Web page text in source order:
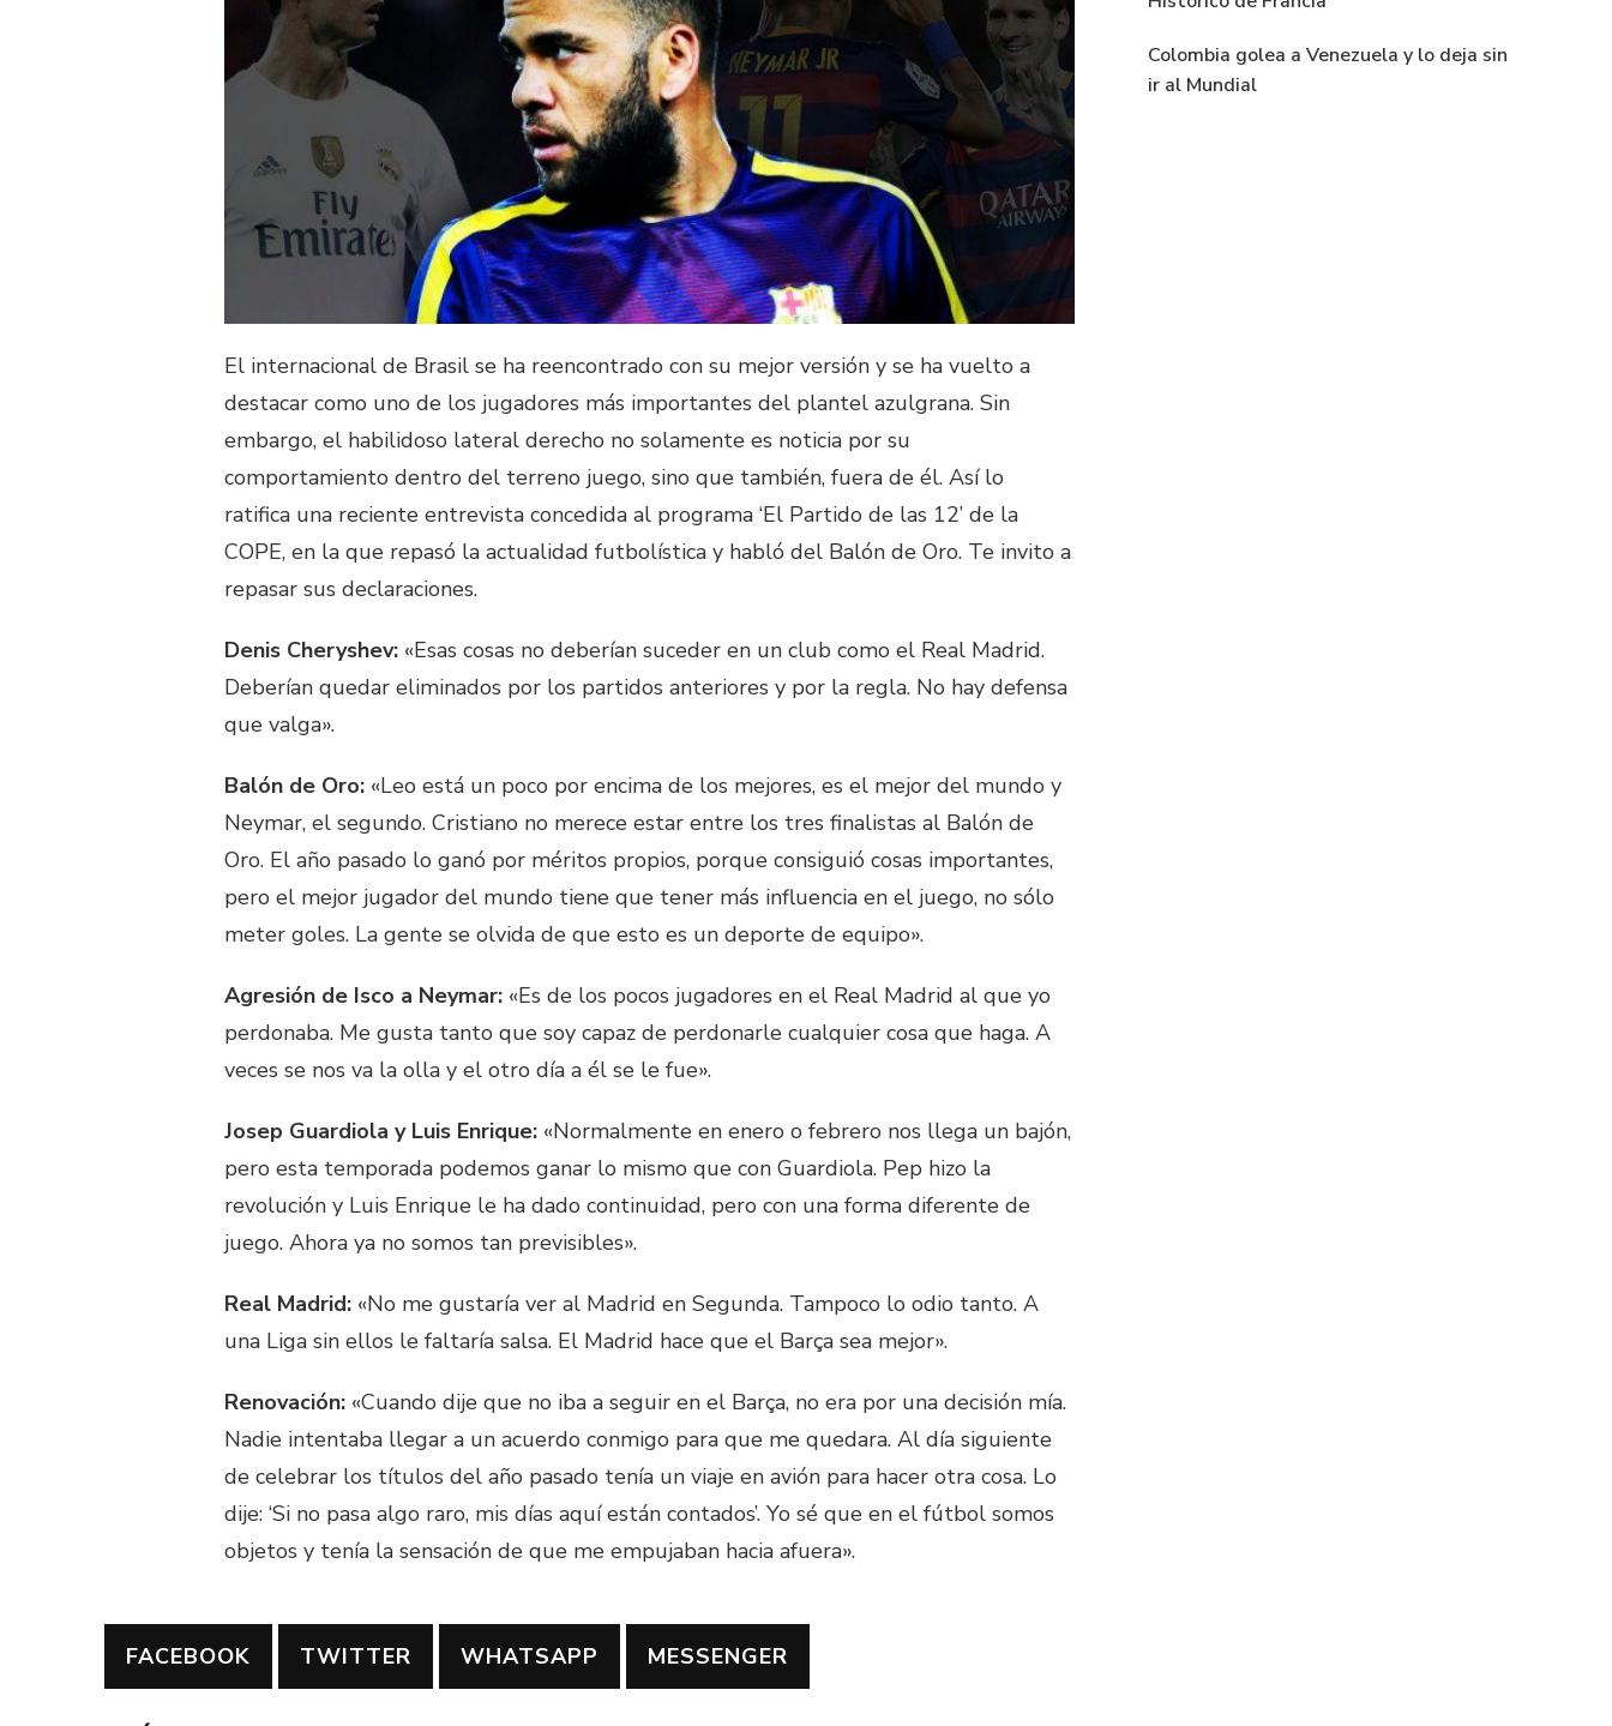
El internacional de Brasil se ha reencontrado con su mejor versión y se ha vuelto a
destacar como uno de los jugadores más importantes del plantel azulgrana. Sin
embargo, el habilidoso lateral derecho no solamente es noticia por su
comportamiento dentro del terreno juego, sino que también, fuera de él. Así lo
ratifica una reciente entrevista concedida al programa ‘El Partido de las 12’ de la
COPE, en la que repasó la actualidad futbolística y habló del Balón de Oro. Te invito a
repasar sus declaraciones.
Denis Cheryshev: «Esas cosas no deberían suceder en un club como el Real Madrid.
Deberían quedar eliminados por los partidos anteriores y por la regla. No hay defensa
que valga».
Balón de Oro: «Leo está un poco por encima de los mejores, es el mejor del mundo y
Neymar, el segundo. Cristiano no merece estar entre los tres finalistas al Balón de
Oro. El año pasado lo ganó por méritos propios, porque consiguió cosas importantes,
pero el mejor jugador del mundo tiene que tener más influencia en el juego, no sólo
meter goles. La gente se olvida de que esto es un deporte de equipo».
Agresión de Isco a Neymar: «Es de los pocos jugadores en el Real Madrid al que yo
perdonaba. Me gusta tanto que soy capaz de perdonarle cualquier cosa que haga. A
veces se nos va la olla y el otro día a él se le fue».
Josep Guardiola y Luis Enrique: «Normalmente en enero o febrero nos llega un bajón,
pero esta temporada podemos ganar lo mismo que con Guardiola. Pep hizo la
revolución y Luis Enrique le ha dado continuidad, pero con una forma diferente de
juego. Ahora ya no somos tan previsibles».
Real Madrid: «No me gustaría ver al Madrid en Segunda. Tampoco lo odio tanto. A
una Liga sin ellos le faltaría salsa. El Madrid hace que el Barça sea mejor».
Renovación: «Cuando dije que no iba a seguir en el Barça, no era por una decisión mía.
Nadie intentaba llegar a un acuerdo conmigo para que me quedara. Al día siguiente
de celebrar los títulos del año pasado tenía un viaje en avión para hacer otra cosa. Lo
dije: ‘Si no pasa algo raro, mis días aquí están contados’. Yo sé que en el fútbol somos
objetos y tenía la sensación de que me empujaban hacia afuera».
FACEBOOK TWITTER WHATSAPP MESSENGER
Colombia golea a Venezuela y lo deja sin
ir al Mundial